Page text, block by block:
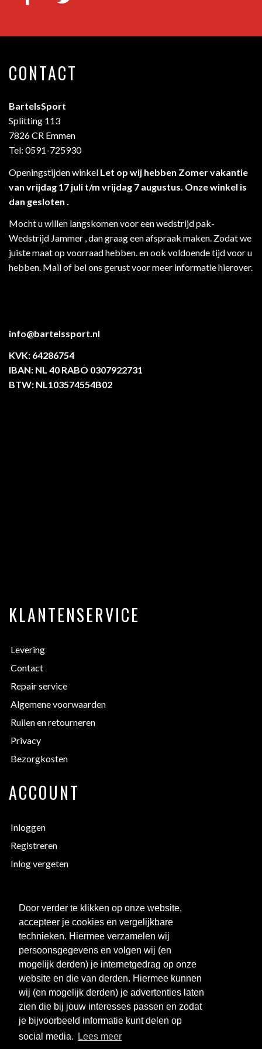
Door verder te klikken op onze website,
accepteer je cookies en vergelijkbare
technieken. Hiermee verzamelen wij
persoonsgegevens en volgen wij (en
mogelijk derden) je internetgedrag op onze
website en die van derden. Hiermee kunnen
wij (en mogelijk derden) je advertenties laten
zien die bij jouw interesses passen en zodat
je bijvoorbeeld informatie kunt delen op
social media.
Lees meer
CONTACT
BartelsSport
Splitting 113
7826 CR Emmen
Tel: 0591-725930
Openingstijden winkel Let op wij hebben Zomer vakantie
van vrijdag 17 juli t/m vrijdag 7 augustus. Onze winkel is
dan gesloten .
Mocht u willen langskomen voor een wedstrijd pak-
Wedstrijd Jammer , dan graag een afspraak maken. Zodat we
juiste maat op voorraad hebben. en ook voldoende tijd voor u
hebben. Mail of bel ons gerust voor meer informatie hierover.
info@bartelssport.nl
KVK: 64286754
IBAN: NL 40 RABO 0307922731
BTW: NL103574554B02
KLANTENSERVICE
Levering
Contact
Repair service
Algemene voorwaarden
Ruilen en retourneren
Privacy
Bezorgkosten
ACCOUNT
Inloggen
Registreren
Inlog vergeten
Bedrukken
Maattabellen
Links
Over ons
Clubkorting